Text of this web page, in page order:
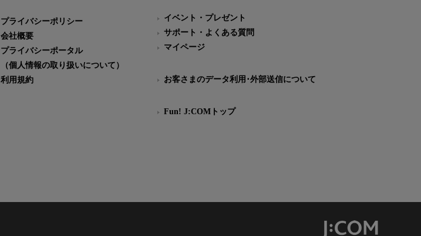
プライバシーポリシー
会社概要
プライバシーポータル
（個人情報の取り扱いについて）
利用規約
イベント・プレゼント
サポート・よくある質問
マイページ
お客さまのデータ利用･外部送信について
Fun! J:COMトップ